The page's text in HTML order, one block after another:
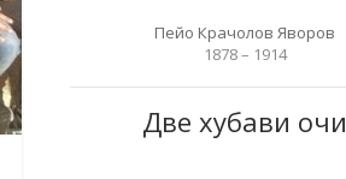
Пейо Крачолов Яворов
1878 – 1914
Две хубави очи